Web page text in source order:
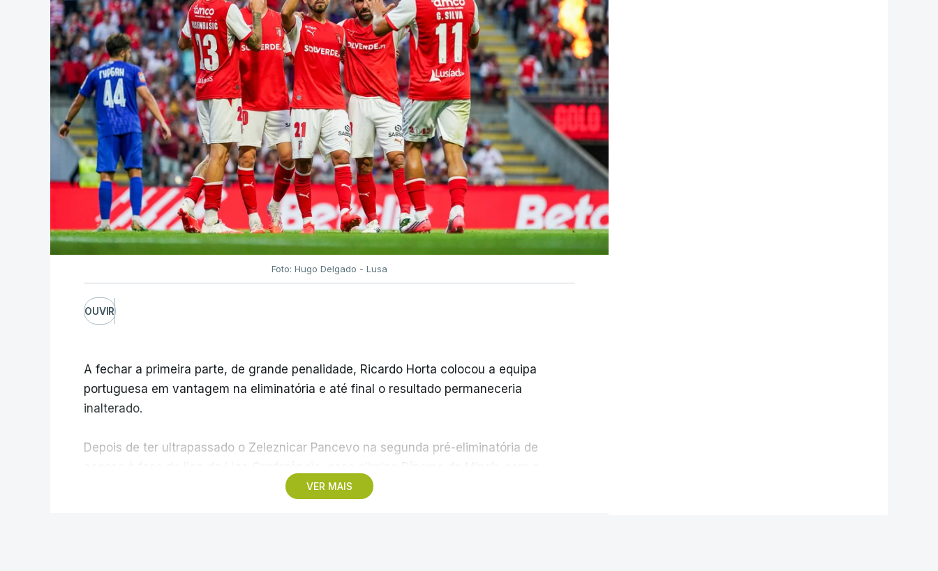
Foto: Hugo Delgado - Lusa
OUVIR
VER MAIS
A fechar a primeira parte, de grande penalidade, Ricardo Horta colocou a equipa
portuguesa em vantagem na eliminatória e até final o resultado permaneceria
inalterado.
Depois de ter ultrapassado o Zeleznicar Pancevo na segunda pré-eliminatória de
segunda mão agendada para 13 de agosto, na Bulgária – devido à guerra na Ucrânia e